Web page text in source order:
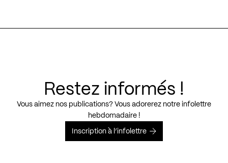
Restez informés !
Vous aimez nos publications? Vous adorerez notre infolettre
hebdomadaire !
Inscription à l’infolettre